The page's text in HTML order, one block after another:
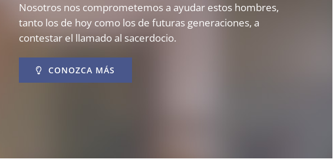
Nosotros nos comprometemos a ayudar estos hombres,
tanto los de hoy como los de futuras generaciones, a
contestar el llamado al sacerdocio.
CONOZCA MÁS